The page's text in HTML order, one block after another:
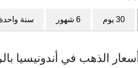
30 يوم 6 شهور سنة واحدة
الذهب في أندونيسيا